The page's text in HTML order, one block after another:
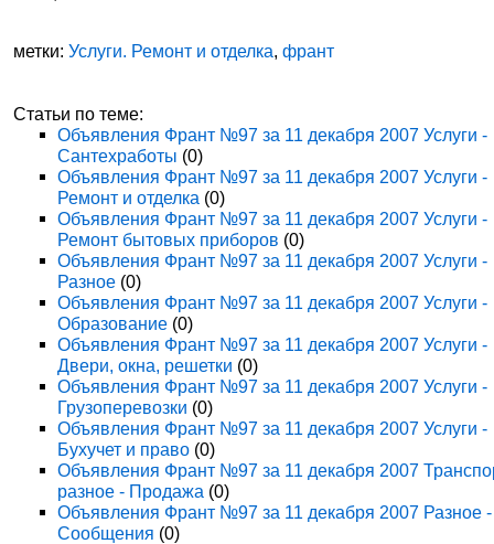
метки:Услуги. Ремонт и отделка,франт
Статьи по теме:
Объявления Франт №97 за 11 декабря 2007 Услуги -
Сантехработы (0)
Объявления Франт №97 за 11 декабря 2007 Услуги -
Ремонт и отделка (0)
Объявления Франт №97 за 11 декабря 2007 Услуги -
Ремонт бытовых приборов (0)
Объявления Франт №97 за 11 декабря 2007 Услуги -
Разное (0)
Объявления Франт №97 за 11 декабря 2007 Услуги -
Образование (0)
Объявления Франт №97 за 11 декабря 2007 Услуги -
Двери, окна, решетки (0)
Объявления Франт №97 за 11 декабря 2007 Услуги -
Грузоперевозки (0)
Объявления Франт №97 за 11 декабря 2007 Услуги -
Бухучет и право (0)
Объявления Франт №97 за 11 декабря 2007
разное - Продажа (0)
Объявления Франт №97 за 11 декабря 2007 Разное -
Сообщения (0)